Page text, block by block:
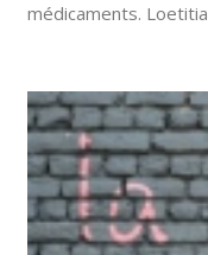
médicaments.